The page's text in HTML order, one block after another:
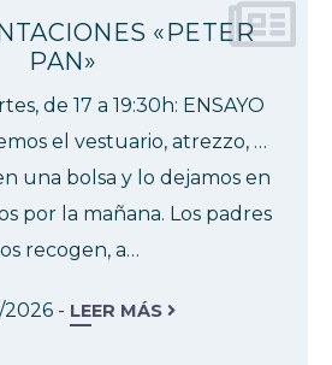
«PETER
PAN»
de 17 a 19:30h: ENSAYO
el vestuario, atrezzo, …
una bolsa y lo dejamos en
por la mañana. Los padres
recogen, a…
2026 - LEER MÁS